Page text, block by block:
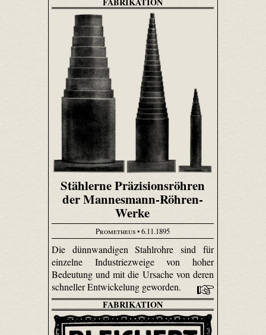
Stählerne Präzisionsröhren
der Mannesmann-Röhren-
Werke
Prometheus• 6.11.1895
Die dünnwandigen Stahlrohre sind für
einzelne Industriezweige von hoher
Bedeutung und mit die Ursache von deren
schneller Entwickelung geworden.
FABRIKATION